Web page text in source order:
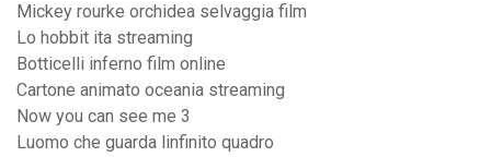
Mickey rourke orchidea selvaggia film
Lo hobbit ita streaming
Botticelli inferno film online
Cartone animato oceania streaming
Now you can see me 3
Luomo che guarda linfinito quadro